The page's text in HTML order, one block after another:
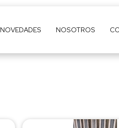
NOVEDADES NOSOTROS